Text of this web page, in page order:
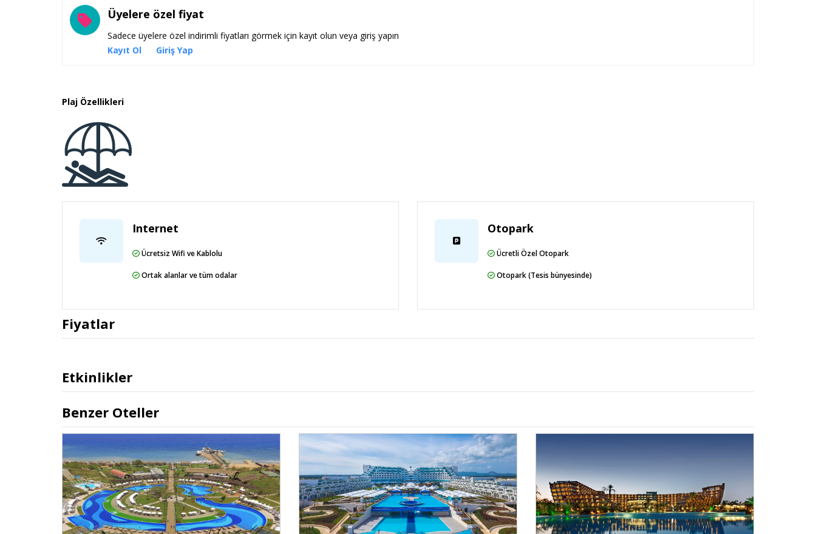
Üyelere özel fiyat
Sadece üyelere özel indirimli fiyatları görmek için kayıt olun veya giriş yapın
Kayıt Ol
Giriş Yap
Plaj Özellikleri
Internet
Ücretsiz Wifi ve Kablolu
Ortak alanlar ve tüm odalar
Otopark
Ücretli Özel Otopark
Otopark (Tesis bünyesinde)
Fiyatlar
Etkinlikler
Benzer Oteller